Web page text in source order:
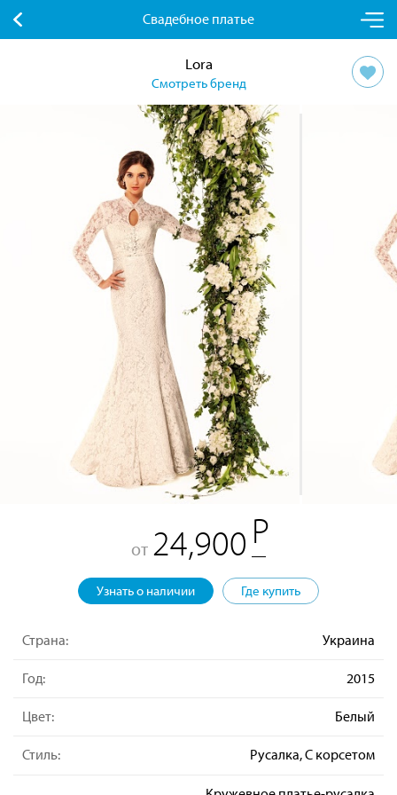
Свадебное платье
Lora
Смотреть бренд
от 24,900
Узнать о наличии Где купить
Страна: Украина
Год: 2015
Цвет: Белый
Стиль: Русалка, С корсетом